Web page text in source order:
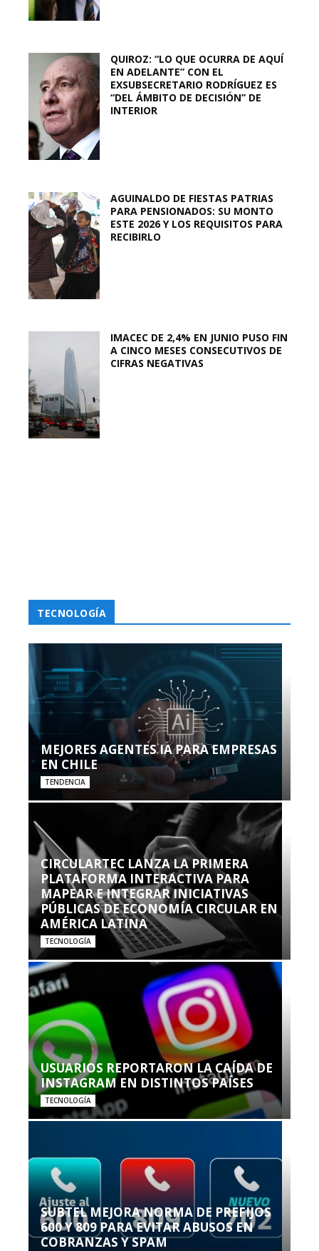
QUIROZ: “LO QUE OCURRA DE AQUÍ
EN ADELANTE” CON EL
EXSUBSECRETARIO RODRÍGUEZ ES
“DEL ÁMBITO DE DECISIÓN” DE
INTERIOR
AGUINALDO DE FIESTAS PATRIAS
PARA PENSIONADOS: SU MONTO
ESTE 2026 Y LOS REQUISITOS PARA
RECIBIRLO
IMACEC DE 2,4% EN JUNIO PUSO FIN
A CINCO MESES CONSECUTIVOS DE
CIFRAS NEGATIVAS
TECNOLOGÍA
MEJORES AGENTES IA PARA EMPRESAS
EN CHILE
TENDENCIA
CIRCULARTEC LANZA LA PRIMERA
PLATAFORMA INTERACTIVA PARA
MAPEAR E INTEGRAR INICIATIVAS
PÚBLICAS DE ECONOMÍA CIRCULAR EN
AMÉRICA LATINA
TECNOLOGÍA
USUARIOS REPORTARON LA CAÍDA DE
INSTAGRAM EN DISTINTOS PAÍSES
TECNOLOGÍA
SUBTEL MEJORA NORMA DE PREFIJOS
600 Y 809 PARA EVITAR ABUSOS EN
COBRANZAS Y SPAM